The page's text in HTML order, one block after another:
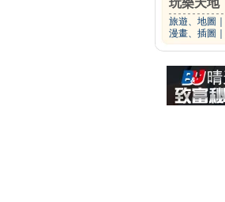
玩樂天地
旅遊、地圖
漫畫、插圖